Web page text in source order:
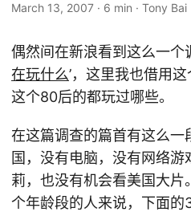
March 13, 2007 · 6 min · Tony Bai
偶然间在新浪看到这么一个
在玩什么’，这里我也借用
这个80后的都玩过哪些。
在这篇调查的篇首有这么一
国，没有电脑，没有网络游
莉，也没有机会看美国大
个年龄段的人来说，下面的